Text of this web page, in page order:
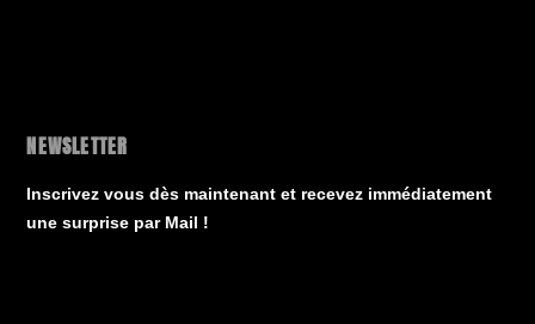
NEWSLETTER
Inscrivez vous dès maintenant et recevez immédiatement
une surprise par Mail !